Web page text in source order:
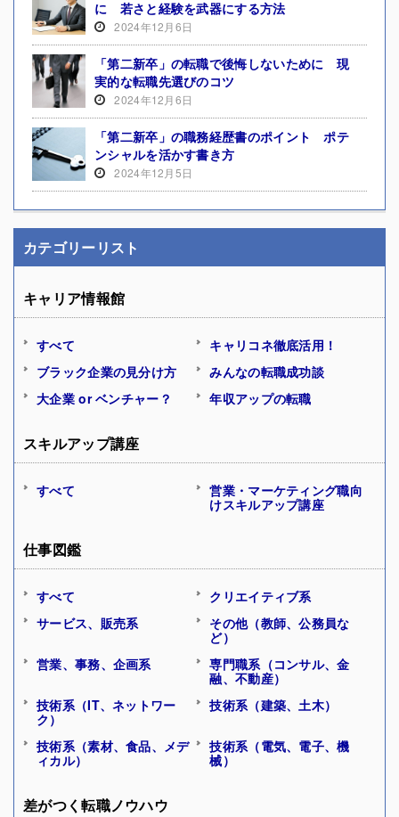
に 若さと経験を武器にする方法
2024年12月6日
「第二新卒」の転職で後悔しないために 現
実的な転職先選びのコツ
2024年12月6日
「第二新卒」の職務経歴書のポイント ポテ
ンシャルを活かす書き方
2024年12月5日
カテゴリーリスト
キャリア情報館
すべて
キャリコネ徹底活用！
ブラック企業の見分け方
みんなの転職成功談
大企業 or ベンチャー？
年収アップの転職
スキルアップ講座
すべて
営業・マーケティング職向
けスキルアップ講座
仕事図鑑
すべて
クリエイティブ系
サービス、販売系
その他（教師、公務員な
ど）
営業、事務、企画系
専門職系（コンサル、金
融、不動産）
技術系（IT、ネットワー
ク）
技術系（建築、土木）
技術系（素材、食品、メデ
ィカル）
技術系（電気、電子、機
械）
差がつく転職ノウハウ